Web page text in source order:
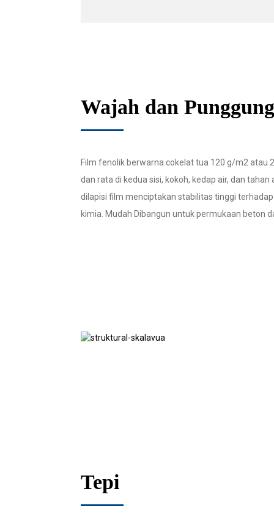
Wajah dan Punggung
Film fenolik berwarna cokelat tua 120 g/m2 atau
dan rata di kedua sisi, kokoh, kedap air, dan
dilapisi film menciptakan stabilitas tinggi
kimia. Mudah Dibangun untuk permukaan beton
Tepi